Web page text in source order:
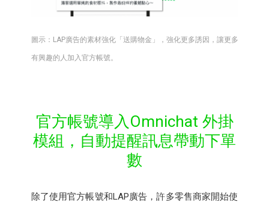
圖示：LAP廣告的素材強化「送購物金」，強化更多誘因，讓更多
有興趣的人加入官方帳號。
官方帳號導入Omnichat 外掛
模組，自動提醒訊息帶動下單
數
除了使用官方帳號和LAP廣告，許多零售商家開始使